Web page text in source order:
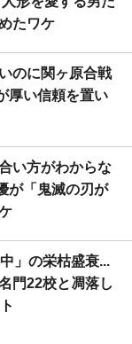
たワケ
のに関ヶ原合戦
厚い信頼を置い
い方がわからな
が「鬼滅の刃が
」の栄枯盛衰...
門22校と凋落し